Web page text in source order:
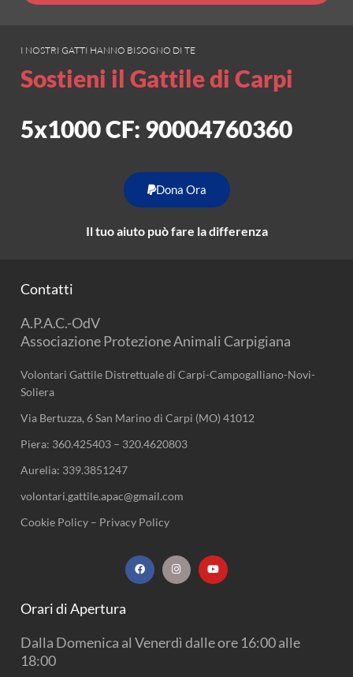
I NOSTRI GATTI HANNO BISOGNO DI TE
Sostieni il Gattile di Carpi
5x1000 CF: 90004760360
Dona Ora
Il tuo aiuto può fare la differenza
Contatti
A.P.A.C.-OdV
Associazione Protezione Animali Carpigiana
Volontari Gattile Distrettuale di Carpi-Campogalliano-Novi-
Soliera
Via Bertuzza, 6 San Marino di Carpi (MO) 41012
Piera: 360.425403 – 320.4620803
Aurelia: 339.3851247
volontari.gattile.apac@gmail.com
Cookie Policy – Privacy Policy
F
a
I
n
m
Y
o
Orari di Apertura
Dalla Domenica al Venerdì dalle ore 16:00 alle
18:00